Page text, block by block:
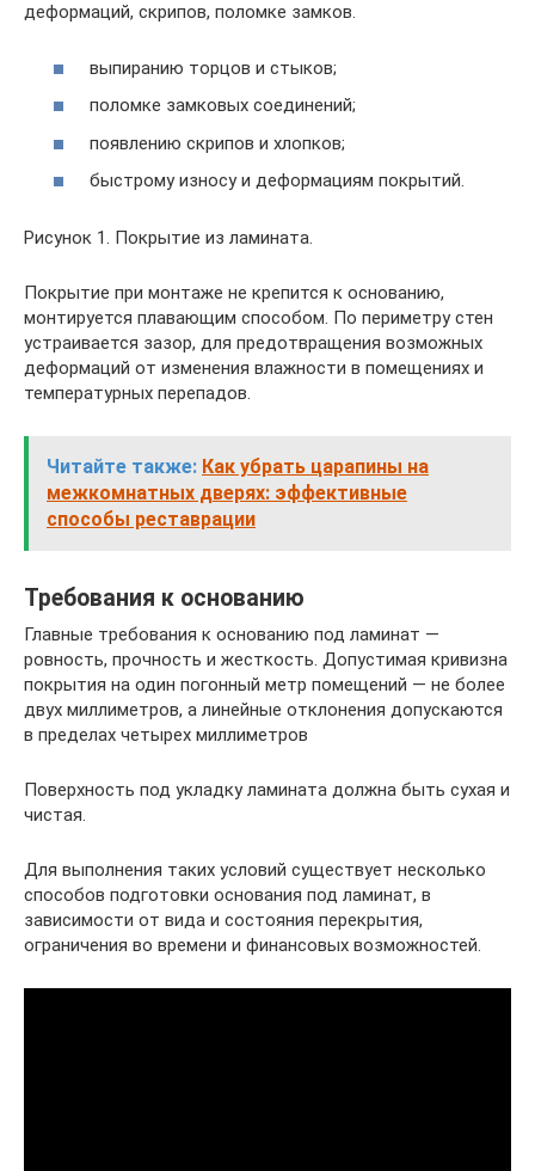
деформаций, скрипов, поломке замков.
выпиранию торцов и стыков;
поломке замковых соединений;
появлению скрипов и хлопков;
быстрому износу и деформациям покрытий.
Рисунок 1. Покрытие из ламината.
Покрытие при монтаже не крепится к основанию,
монтируется плавающим способом. По периметру стен
устраивается зазор, для предотвращения возможных
деформаций от изменения влажности в помещениях и
температурных перепадов.
Читайте также: Как убрать царапины на
межкомнатных дверях: эффективные
способы реставрации
Требования к основанию
Главные требования к основанию под ламинат —
ровность, прочность и жесткость. Допустимая кривизна
покрытия на один погонный метр помещений — не более
двух миллиметров, а линейные отклонения допускаются
в пределах четырех миллиметров
Поверхность под укладку ламината должна быть сухая и
чистая.
Для выполнения таких условий существует несколько
способов подготовки основания под ламинат, в
зависимости от вида и состояния перекрытия,
ограничения во времени и финансовых возможностей.